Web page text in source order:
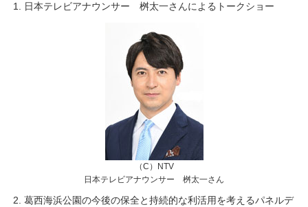
日本テレビアナウンサー 桝太一さんによるトークショー
（C）NTV
日本テレビアナウンサー 桝太一さん
葛西海浜公園の今後の保全と持続的な利活用を考えるパネルデ